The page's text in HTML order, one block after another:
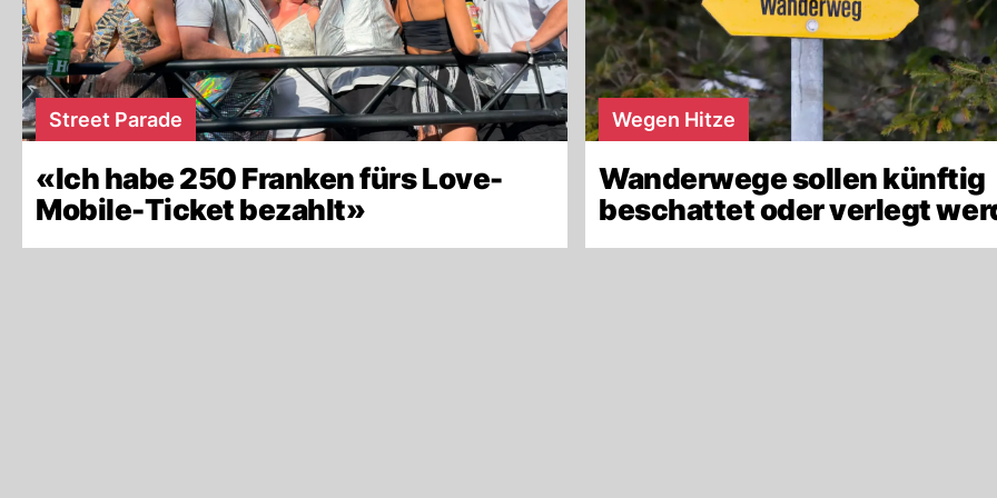
Street Parade
«Ich habe 250 Franken fürs Love-
Mobile-Ticket bezahlt»
Wegen Hitze
Wanderwege sollen künftig
beschattet oder verlegt